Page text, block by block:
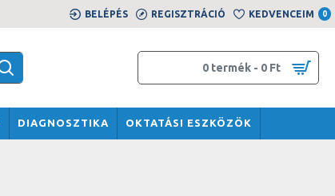
BELÉPÉS REGISZTRÁCIÓ KEDVENCEIM 0
0 termék - 0 Ft
DIAGNOSZTIKA OKTATÁSI ESZKÖZÖK